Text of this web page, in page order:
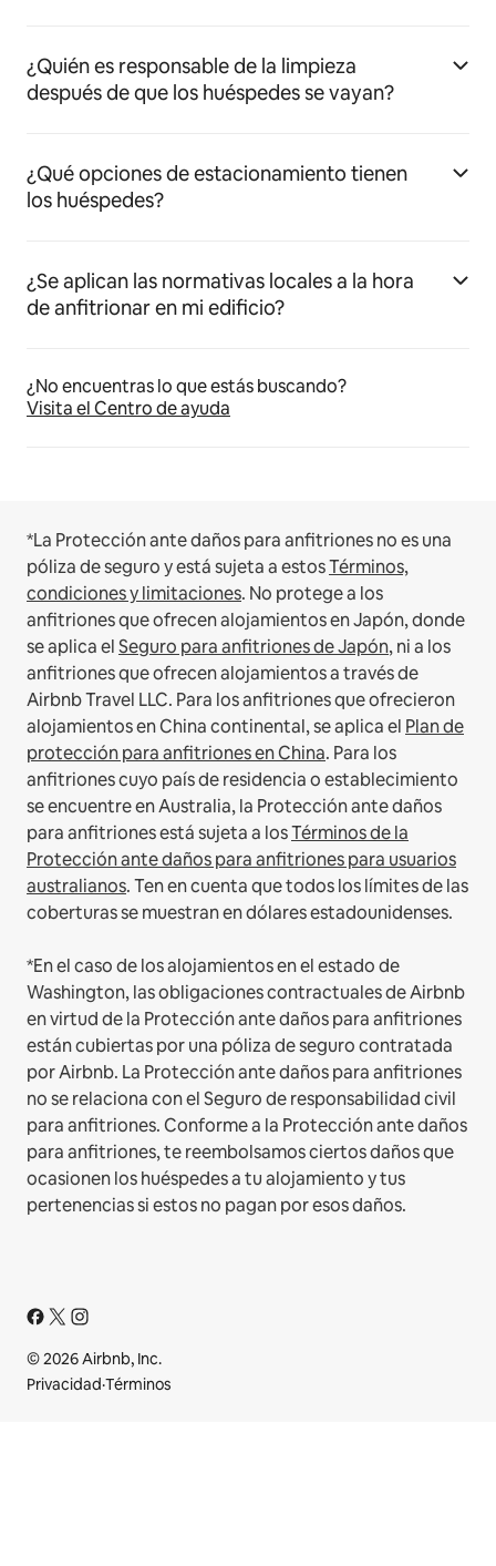
¿Quién es responsable de la limpieza
después de que los huéspedes se vayan?
¿Qué opciones de estacionamiento tienen
los huéspedes?
¿Se aplican las normativas locales a la hora
de anfitrionar en mi edificio?
¿No encuentras lo que estás buscando?
Visita el Centro de ayuda
*La Protección ante daños para anfitriones no es una
póliza de seguro y está sujeta a estosTérminos,
condiciones y limitaciones. No protege a los
anfitriones que ofrecen alojamientos en Japón, donde
se aplica elSeguro para anfitriones de Japón, ni a los
anfitriones que ofrecen alojamientos a través de
Airbnb Travel LLC. Para los anfitriones que ofrecieron
alojamientos en China continental, se aplica el Plan de
protección para anfitriones en China. Para los
anfitriones cuyo país de residencia o establecimiento
se encuentre en Australia, la Protección ante daños
para anfitriones está sujeta a losTérminos de la
Protección ante daños para anfitriones para usuarios
australianos. Ten en cuenta que todos los límites de las
coberturas se muestran en dólares estadounidenses.
*En el caso de los alojamientos en el estado de
Washington, las obligaciones contractuales de Airbnb
en virtud de la Protección ante daños para anfitriones
están cubiertas por una póliza de seguro contratada
por Airbnb. La Protección ante daños para anfitriones
no se relaciona con el Seguro de responsabilidad civil
para anfitriones. Conforme a la Protección ante daños
para anfitriones, te reembolsamos ciertos daños que
ocasionen los huéspedes a tu alojamiento y tus
pertenencias si estos no pagan por esos daños.
© 2026 Airbnb, Inc.
Privacidad·Términos